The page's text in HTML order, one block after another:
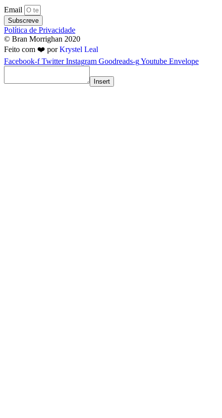
Email
Subscreve
Política de Privacidade
© Bran Morrighan 2020
Feito com ❤️ porKrystel Leal
Facebook-f Twitter Instagram Goodreads-gYoutube Envelope
Insert